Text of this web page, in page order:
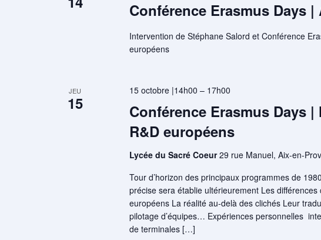
Conférence Erasmus Days
Intervention de Stéphane Salord et Conférence
européens
JEU
15
Conférence Erasmus Days
R&D européens
15 octobre |14h00 – 17h00
Lycée du Sacré Coeur29 rue Manuel, Aix-en-
Tour d’horizon des principaux programmes de
précise sera établie ultérieurement Les
européens La réalité au-delà des clichés Leur
pilotage d’équipes… Expériences personnelles
de terminales […]